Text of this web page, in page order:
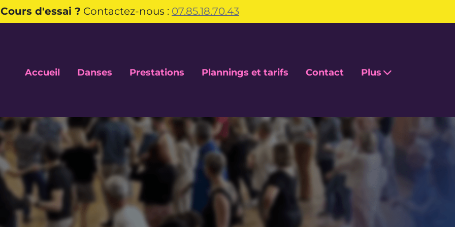
Cours d'essai ? Contactez-nous : 07.85.18.70.43
Accueil Danses Prestations Plannings et tarifs Contact Plus